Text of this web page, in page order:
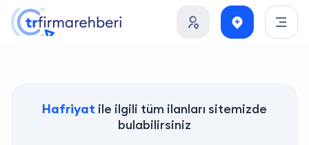
Hafriyat ile ilgili tüm ilanları sitemizde
bulabilirsiniz